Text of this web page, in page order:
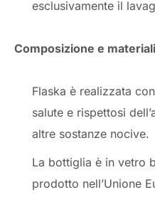
esclusivamente il
Composizione e materiali
Flaska è realizzata
salute e rispettosi
altre sostanze nocive.
La bottiglia è in vetro
prodotto nell’Unione